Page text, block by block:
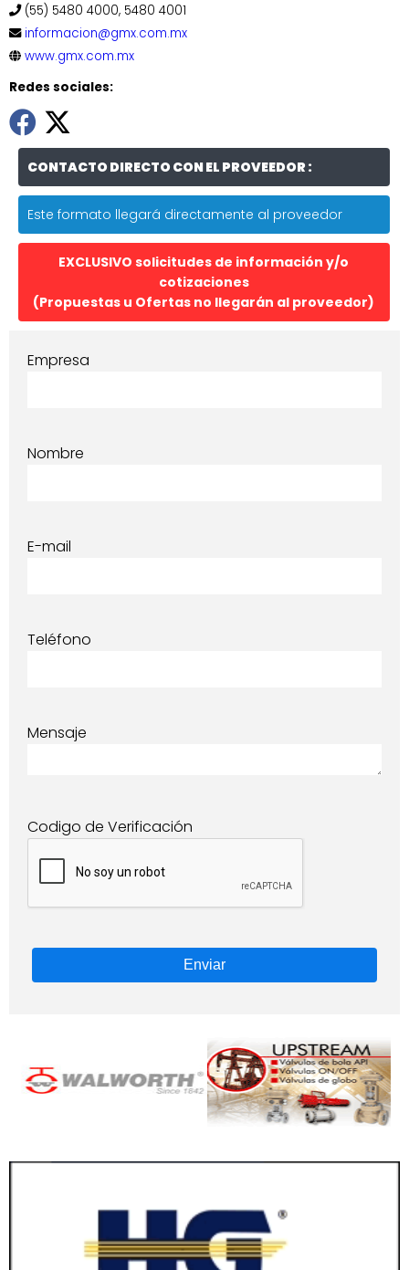
(55) 5480 4000, 5480 4001
informacion@gmx.com.mx
www.gmx.com.mx
Redes sociales:
CONTACTO DIRECTO CON EL PROVEEDOR :
Este formato llegará directamente al proveedor
EXCLUSIVO solicitudes de información y/o
cotizaciones
(Propuestas u Ofertas no llegarán al proveedor)
Empresa
Nombre
E-mail
Teléfono
Mensaje
Codigo de Verificación
Enviar